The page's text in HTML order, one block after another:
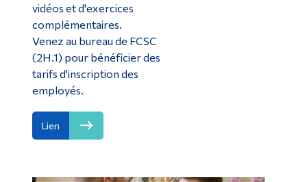
vidéos et d'exercices
complémentaires.
Venez au bureau de FCSC
(2H.1) pour bénéficier des
tarifs d'inscription des
employés.
Lien